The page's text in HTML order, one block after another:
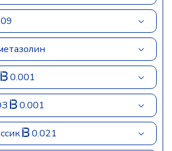
0.001
0.001
0.021